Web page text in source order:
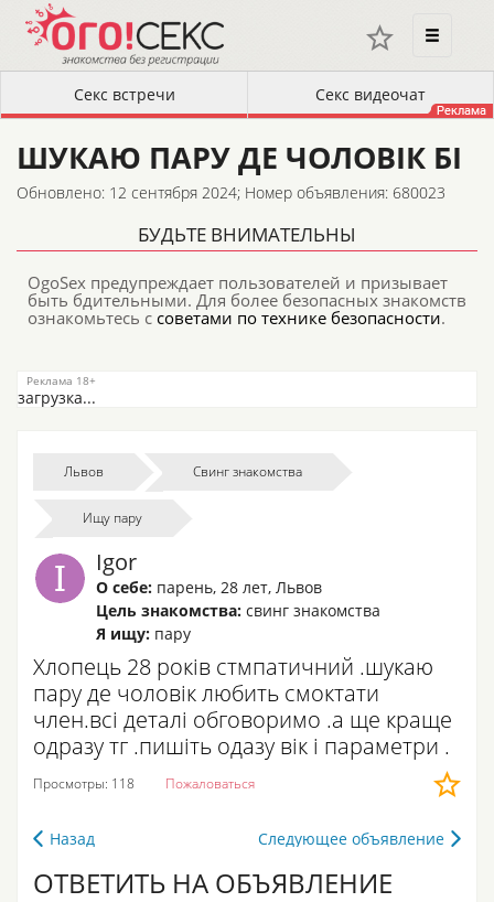
ШУКАЮ ПАРУ ДЕ ЧОЛОВІК БІ
Обновлено: 12 сентября 2024; Номер объявления: 680023
БУДЬТЕ ВНИМАТЕЛЬНЫ
OgoSex предупреждает пользователей и призывает
быть бдительными. Для более безопасных знакомств
ознакомьтесь с советами по технике безопасности.
загрузка...
Львов Свинг знакомства
Ищу пару
Igor
О себе: парень, 28 лет, Львов
Цель знакомства: свинг знакомства
Я ищу: пару
Хлопець 28 років стмпатичний .шукаю
пару де чоловік любить смоктати
член.всі деталі обговоримо .а ще краще
одразу тг .пишіть одазу вік і параметри .
Просмотры: 118 Пожаловаться
Назад Следующее объявление
ОТВЕТИТЬ НА ОБЪЯВЛЕНИЕ